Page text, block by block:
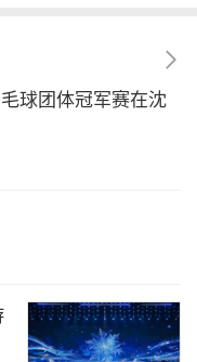
球团体冠军赛在沈